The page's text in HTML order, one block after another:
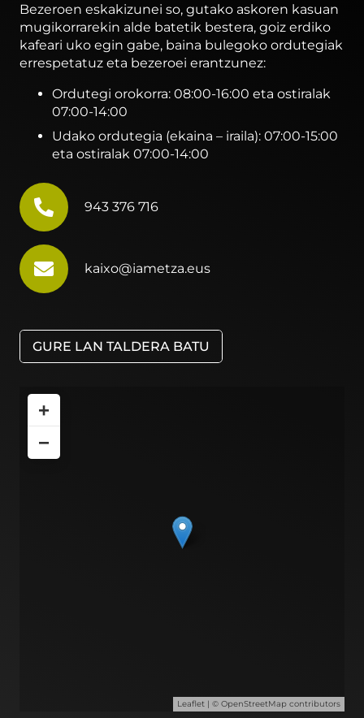
Bezeroen eskakizunei so, gutako askoren kasuan
mugikorrarekin alde batetik bestera, goiz erdiko
kafeari uko egin gabe, baina bulegoko ordutegiak
errespetatuz eta bezeroei erantzunez:
Ordutegi orokorra: 08:00-16:00 eta ostiralak
07:00-14:00
Udako ordutegia (ekaina – iraila): 07:00-15:00
eta ostiralak 07:00-14:00
943 376 716
kaixo@iametza.eus
GURE LAN TALDERA BATU
+
−
Leaflet | © OpenStreetMap contributors